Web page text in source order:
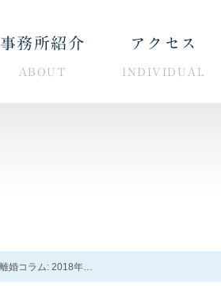
事務所紹介
ABOUT
アクセス
INDIVIDUAL
離婚コラム: 2018年1月